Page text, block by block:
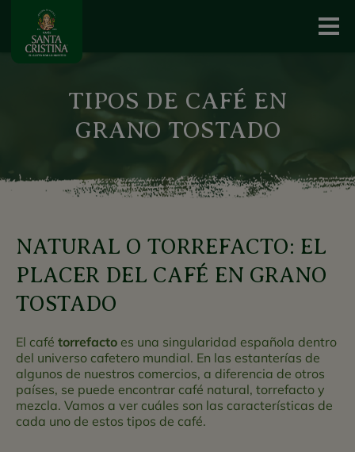
TIPOS DE CAFÉ EN
GRANO TOSTADO
NATURAL O TORREFACTO: EL
PLACER DEL CAFÉ EN GRANO
TOSTADO
El café torrefacto es una singularidad española dentro
del universo cafetero mundial. En las estanterías de
algunos de nuestros comercios, a diferencia de otros
países, se puede encontrar café natural, torrefacto y
mezcla. Vamos a ver cuáles son las características de
cada uno de estos tipos de café.